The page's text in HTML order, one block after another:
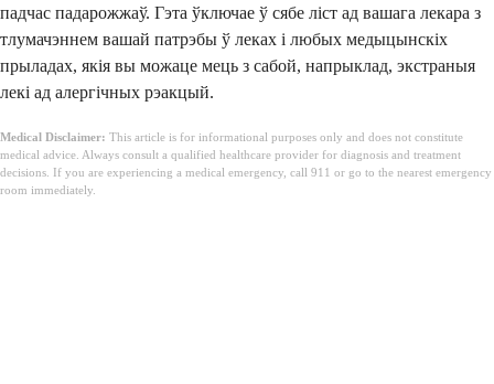
падчас падарожжаў. Гэта ўключае ў сябе ліст ад вашага лекара з
тлумачэннем вашай патрэбы ў леках і любых медыцынскіх
прыладах, якія вы можаце мець з сабой, напрыклад, экстраныя
лекі ад алергічных рэакцый.
Medical Disclaimer: This article is for informational purposes only and does not constitute
medical advice. Always consult a qualified healthcare provider for diagnosis and treatment
decisions. If you are experiencing a medical emergency, call 911 or go to the nearest emergency
room immediately.